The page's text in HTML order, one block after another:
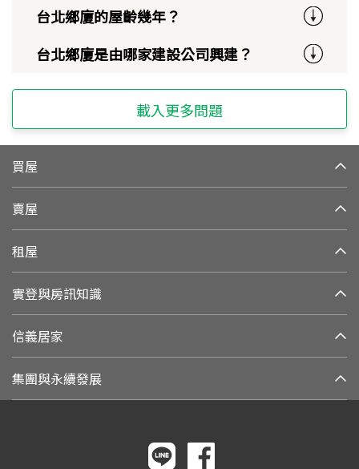
台北鄉廈的屋齡幾年？
台北鄉廈是由哪家建設公司興建？
載入更多問題
買屋
賣屋
租屋
實登與房訊知識
信義居家
集團與永續發展